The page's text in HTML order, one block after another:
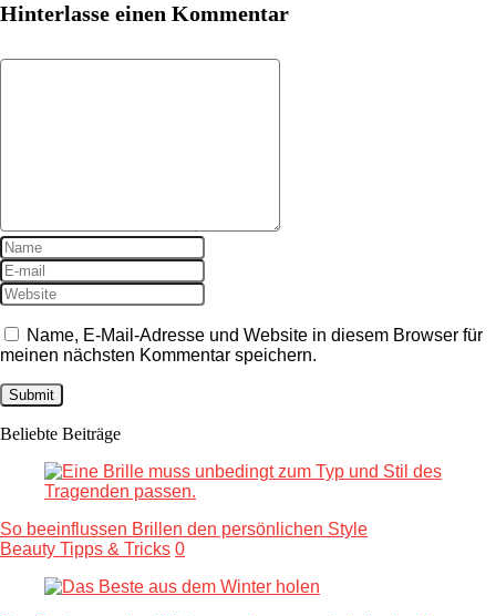
Hinterlasse einen Kommentar
Name, E-Mail-Adresse und Website in diesem Browser für
meinen nächsten Kommentar speichern.
Beliebte Beiträge
So beeinflussen Brillen den persönlichen Style
Beauty Tipps & Tricks 0